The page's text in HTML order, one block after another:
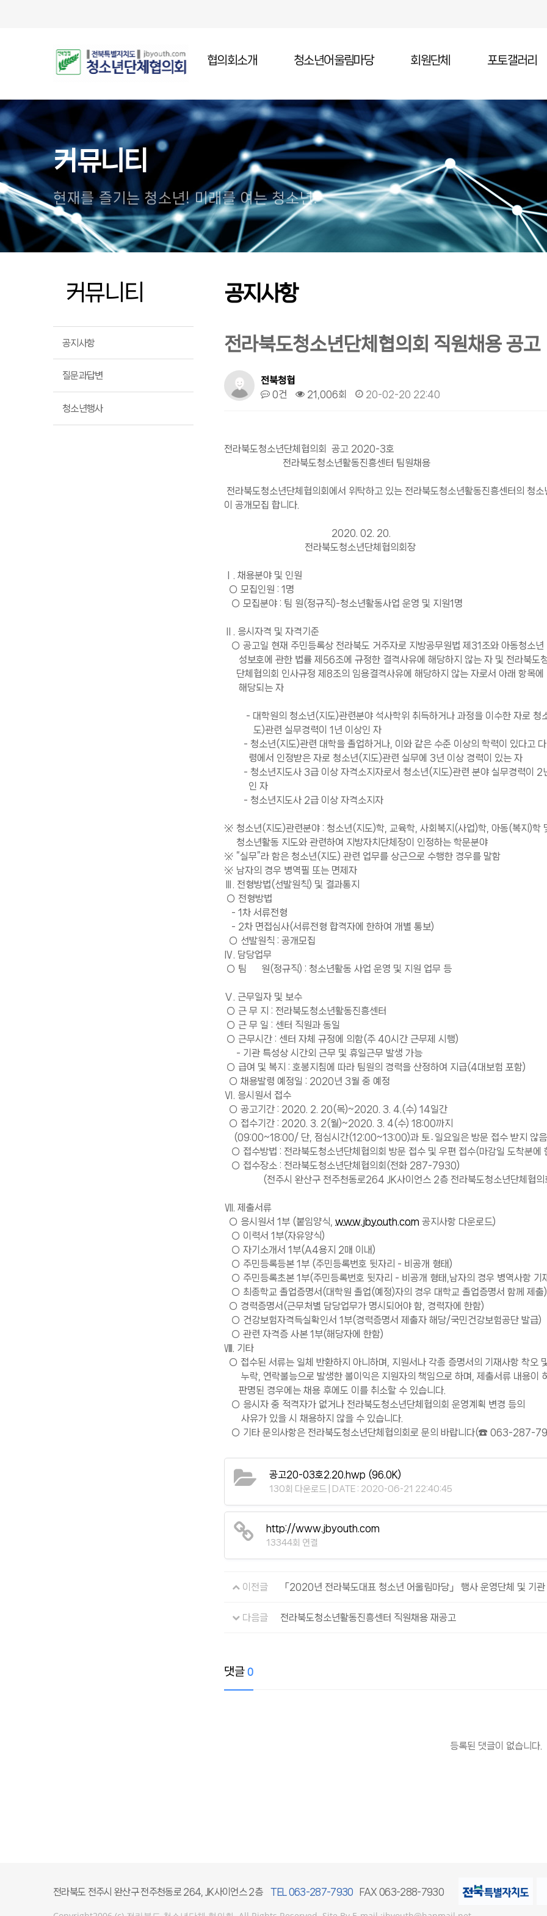
협의회소개
인사말
설립목적
주요연혁
조직임원
오시는길
청소년어울림마당
청소년어울림마당 소개
청소년어울림마당 일정
청소년어울림마당 참가
회원단체 포토갤러리
커뮤니티
현재를 즐기는 청소년! 미래를 여는 청소년!
커뮤니티
공지사항
질문과답변
청소년행사
공지사항
전라북도청소년단체협의회 직원채용 공고
전북청협
0건
21,006회 20-02-20 22:40
전라북도청소년단체협의회 공고 2020-3호
전라북도청소년활동진흥센터 팀원채용
전라북도청소년단체협의회에서 위탁하고 있는 전라북도청소년활동진흥센터의 청
이 공개모집 합니다.
2020. 02. 20.
전라북도청소년단체협의회장
Ⅰ. 채용분야 및 인원
○ 모집인원 : 1명
○ 모집분야 : 팀 원(정규직)-청소년활동사업 운영 및 지원1명
Ⅱ. 응시자격 및 자격기준
○ 공고일 현재 주민등록상 전라북도 거주자로 지방공무원법 제31조와 아동청소년
성보호에 관한 법률 제56조에 규정한 결격사유에 해당하지 않는 자 및 전라북도
단체협의회 인사규정 제8조의 임용결격사유에 해당하지 않는 자로서 아래 항목에
해당되는 자
- 대학원의 청소년(지도)관련분야 석사학위 취득하거나 과정을 이수한 자로 청
도)관련 실무경력이 1년 이상인 자
- 청소년(지도)관련 대학을 졸업하거나, 이와 같은 수준 이상의 학력이 있다고
령에서 인정받은 자로 청소년(지도)관련 실무에 3년 이상 경력이 있는 자
- 청소년지도사 3급 이상 자격소지자로서 청소년(지도)관련 분야 실무경력이 2
인 자
- 청소년지도사 2급 이상 자격소지자
※ 청소년(지도)관련분야 : 청소년(지도)학, 교육학, 사회복지(사업)학, 아동(복지)학
청소년활동 지도와 관련하여 지방자치단체장이 인정하는 학문분야
※ “실무”라 함은 청소년(지도) 관련 업무를 상근으로 수행한 경우를 말함
※ 남자의 경우 병역필 또는 면제자
Ⅲ. 전형방법(선발원칙) 및 결과통지
○ 전형방법
- 1차 서류전형
- 2차 면접심사(서류전형 합격자에 한하여 개별 통보)
○ 선발원칙 : 공개모집
Ⅳ. 담당업무
○ 팀 원(정규직) : 청소년활동 사업 운영 및 지원 업무 등
Ⅴ. 근무일자 및 보수
○ 근 무 지 : 전라북도청소년활동진흥센터
○ 근 무 일 : 센터 직원과 동일
○ 근무시간 : 센터 자체 규정에 의함(주 40시간 근무제 시행)
- 기관 특성상 시간외 근무 및 휴일근무 발생 가능
○ 급여 및 복지 : 호봉지침에 따라 팀원의 경력을 산정하여 지급(4대보험 포함)
○ 채용발령 예정일 : 2020년 3월 중 예정
Ⅵ. 응시원서 접수
○ 공고기간 : 2020. 2. 20(목)~2020. 3. 4.(수) 14일간
○ 접수기간 : 2020. 3. 2(월)~2020. 3. 4(수) 18:00까지
(09:00~18:00/ 단, 점심시간(12:00~13:00)과 토․일요일은 방문 접수 받지 않
○ 접수방법 : 전라북도청소년단체협의회 방문 접수 및 우편 접수(마감일 도착분에
○ 접수장소 : 전라북도청소년단체협의회(전화 287-7930)
(전주시 완산구 전주천동로264 JK사이언스 2층 전라북도청소년단체협의
Ⅶ. 제출서류
○ 응시원서 1부 (붙임양식, www.jbyouth.com 공지사항 다운로드)
○ 이력서 1부(자유양식)
○ 자기소개서 1부(A4용지 2매 이내)
○ 주민등록등본 1부 (주민등록번호 뒷자리 - 비공개 형태)
○ 주민등록초본 1부(주민등록번호 뒷자리 - 비공개 형태,남자의 경우 병역사항 기
○ 최종학교 졸업증명서(대학원 졸업(예정)자의 경우 대학교 졸업증명서 함께 제출
○ 경력증명서(근무처별 담당업무가 명시되어야 함, 경력자에 한함)
○ 건강보험자격득실확인서 1부(경력증명서 제출자 해당/국민건강보험공단 발급)
○ 관련 자격증 사본 1부(해당자에 한함)
Ⅷ. 기타
○ 접수된 서류는 일체 반환하지 아니하며, 지원서나 각종 증명서의 기재사항 착오
누락, 연락불능으로 발생한 불이익은 지원자의 책임으로 하며, 제출서류 내용이
판명된 경우에는 채용 후에도 이를 취소할 수 있습니다.
○ 응시자 중 적격자가 없거나 전라북도청소년단체협의회 운영계획 변경 등의
사유가 있을 시 채용하지 않을 수 있습니다.
○ 기타 문의사항은 전라북도청소년단체협의회로 문의 바랍니다(☎ 063-287-
공고20-03호2.20.hwp (96.0K)
130회 다운로드 | DATE : 2020-06-21 22:40:45
http://www.jbyouth.com
13344회 연결
이전글 「2020년 전라북도대표 청소년 어울림마당」 행사 운영단체 및 기
다음글 전라북도청소년활동진흥센터 직원채용 재공고
댓글 0
등록된 댓글이 없습니다.
전라북도 전주시 완산구 전주천동로 264, JK사이언스 2층TEL 063-287-7930 FAX 063-288-7930